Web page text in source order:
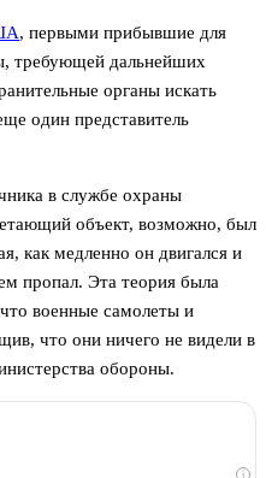
, первыми прибывшие для
требующей дальнейших
органы искать
один представитель
в службе охраны
объект, возможно, был
как медленно он двигался и
пропал. Эта теория была
военные самолеты и
что они ничего не видели в
обороны.
i